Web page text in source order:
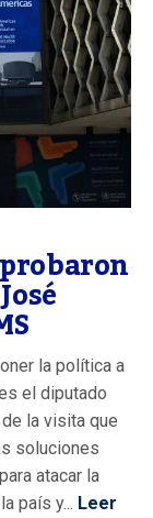
la política a
el diputado
la visita que
soluciones
atacar la
país y... Leer